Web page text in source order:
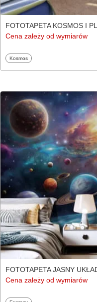
FOTOTAPETA KOSMOS I
Cena zależy od wymiarów
Fototapety
Kosmos
FOTOTAPETA JASNY
Cena zależy od wymiarów